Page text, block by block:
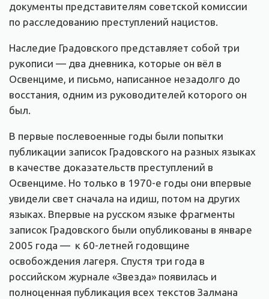
документы представителям советской комиссии
по расследованию преступлений нацистов.
Наследие Градовского представляет собой три
рукописи — два дневника, которые он вёл в
Освенциме, и письмо, написанное незадолго до
восстания, одним из руководителей которого он
был.
В первые послевоенные годы были попытки
публикации записок Градовского на разных языках
в качестве доказательств преступлений в
Освенциме. Но только в 1970-е годы они впервые
увидели свет сначала на идиш, потом на других
языках. Впервые на русском языке фрагменты
записок Градовского были опубликованы в январе
2005 года — к 60-летней годовщине
освобождения лагеря. Спустя три года в
российском журнале «Звезда» появилась и
полноценная публикация всех текстов Залмана